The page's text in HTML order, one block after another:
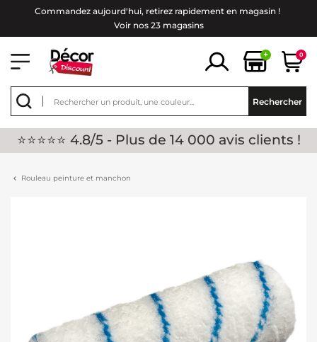
Commandez aujourd'hui, retirez rapidement en magasin !
Voir nos 23 magasins
+ 0
Rechercher
⭐⭐⭐⭐⭐ 4.8/5 - Plus de 14 000 avis clients !
Rouleau peinture et manchon